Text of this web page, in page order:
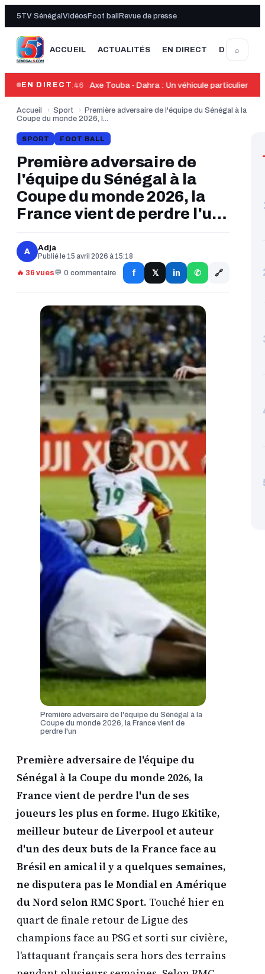
5TV Sénégal Vidéos Foot ball Revue de presse
ACCUEIL ACTUALITÉS EN DIRECT DERNIÈRE
⌕
EN DIRECT13:46 Axe Touba - Dahra : Un véhicule particulier
Accueil › Sport › Première adversaire de l'équipe du Sénégal à la
Coupe du monde 2026, l...
SPORT FOOT BALL
Première adversaire de
l'équipe du Sénégal à la
Coupe du monde 2026, la
France vient de perdre l'un :
Très mauvaise nouvelle
pour l'Équipe de France,
future adversaire du
A Adja
Publié le 15 avril 2026 à 15:18
🔥 36 vues💬 0 commentaire f 𝕏 in ✆ 🔗
Première adversaire de l'équipe du Sénégal à la
Coupe du monde 2026, la France vient de
perdre l'un
Première adversaire de l'équipe du
Sénégal à la Coupe du monde 2026, la
France vient de perdre l'un de ses
joueurs les plus en forme. Hugo Ekitike,
meilleur buteur de Liverpool et auteur
d'un des deux buts de la France face au
Brésil en amical il y a quelques semaines,
ne disputera pas le Mondial en Amérique
du Nord selon RMC Sport. Touché hier en
quart de finale retour de Ligue des
champions face au PSG et sorti sur civière,
l'attaquant français sera hors des terrains